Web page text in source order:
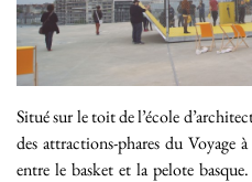
Situé sur le toit de l’école
des attractions-phares du Voyage
entre le basket et la pelote